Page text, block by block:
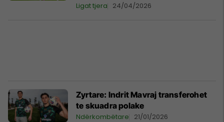
Ligat tjera 24/04/2026
Zyrtare: Indrit Mavraj transferohet
te skuadra polake
Ndërkombëtare 21/01/2026